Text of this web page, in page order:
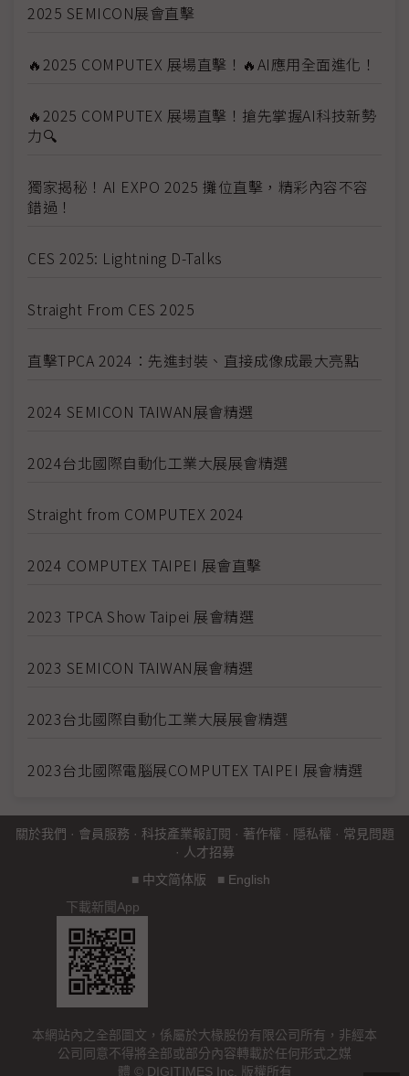
2025 SEMICON展會直擊
🔥2025 COMPUTEX 展場直擊！🔥AI應用全面進化！
🔥2025 COMPUTEX 展場直擊！搶先掌握AI科技新勢
力🔍
獨家揭秘！AI EXPO 2025 攤位直擊，精彩內容不容
錯過！
CES 2025: Lightning D-Talks
Straight From CES 2025
直擊TPCA 2024：先進封裝、直接成像成最大亮點
2024 SEMICON TAIWAN展會精選
2024台北國際自動化工業大展展會精選
Straight from COMPUTEX 2024
2024 COMPUTEX TAIPEI 展會直擊
2023 TPCA Show Taipei 展會精選
2023 SEMICON TAIWAN展會精選
2023台北國際自動化工業大展展會精選
2023台北國際電腦展COMPUTEX TAIPEI 展會精選
關於我們 · 會員服務 · 科技產業報訂閱 · 著作權 · 隱私權 · 常見問題
· 人才招募
■ 中文简体版 ■ English
下載新聞App
本網站內之全部圖文，係屬於大椽股份有限公司所有，非經本
公司同意不得將全部或部分內容轉載於任何形式之媒
體 © DIGITIMES Inc. 版權所有